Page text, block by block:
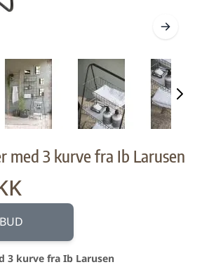
med 3 kurve fra Ib Larusen
3 kurve fra Ib Larusen